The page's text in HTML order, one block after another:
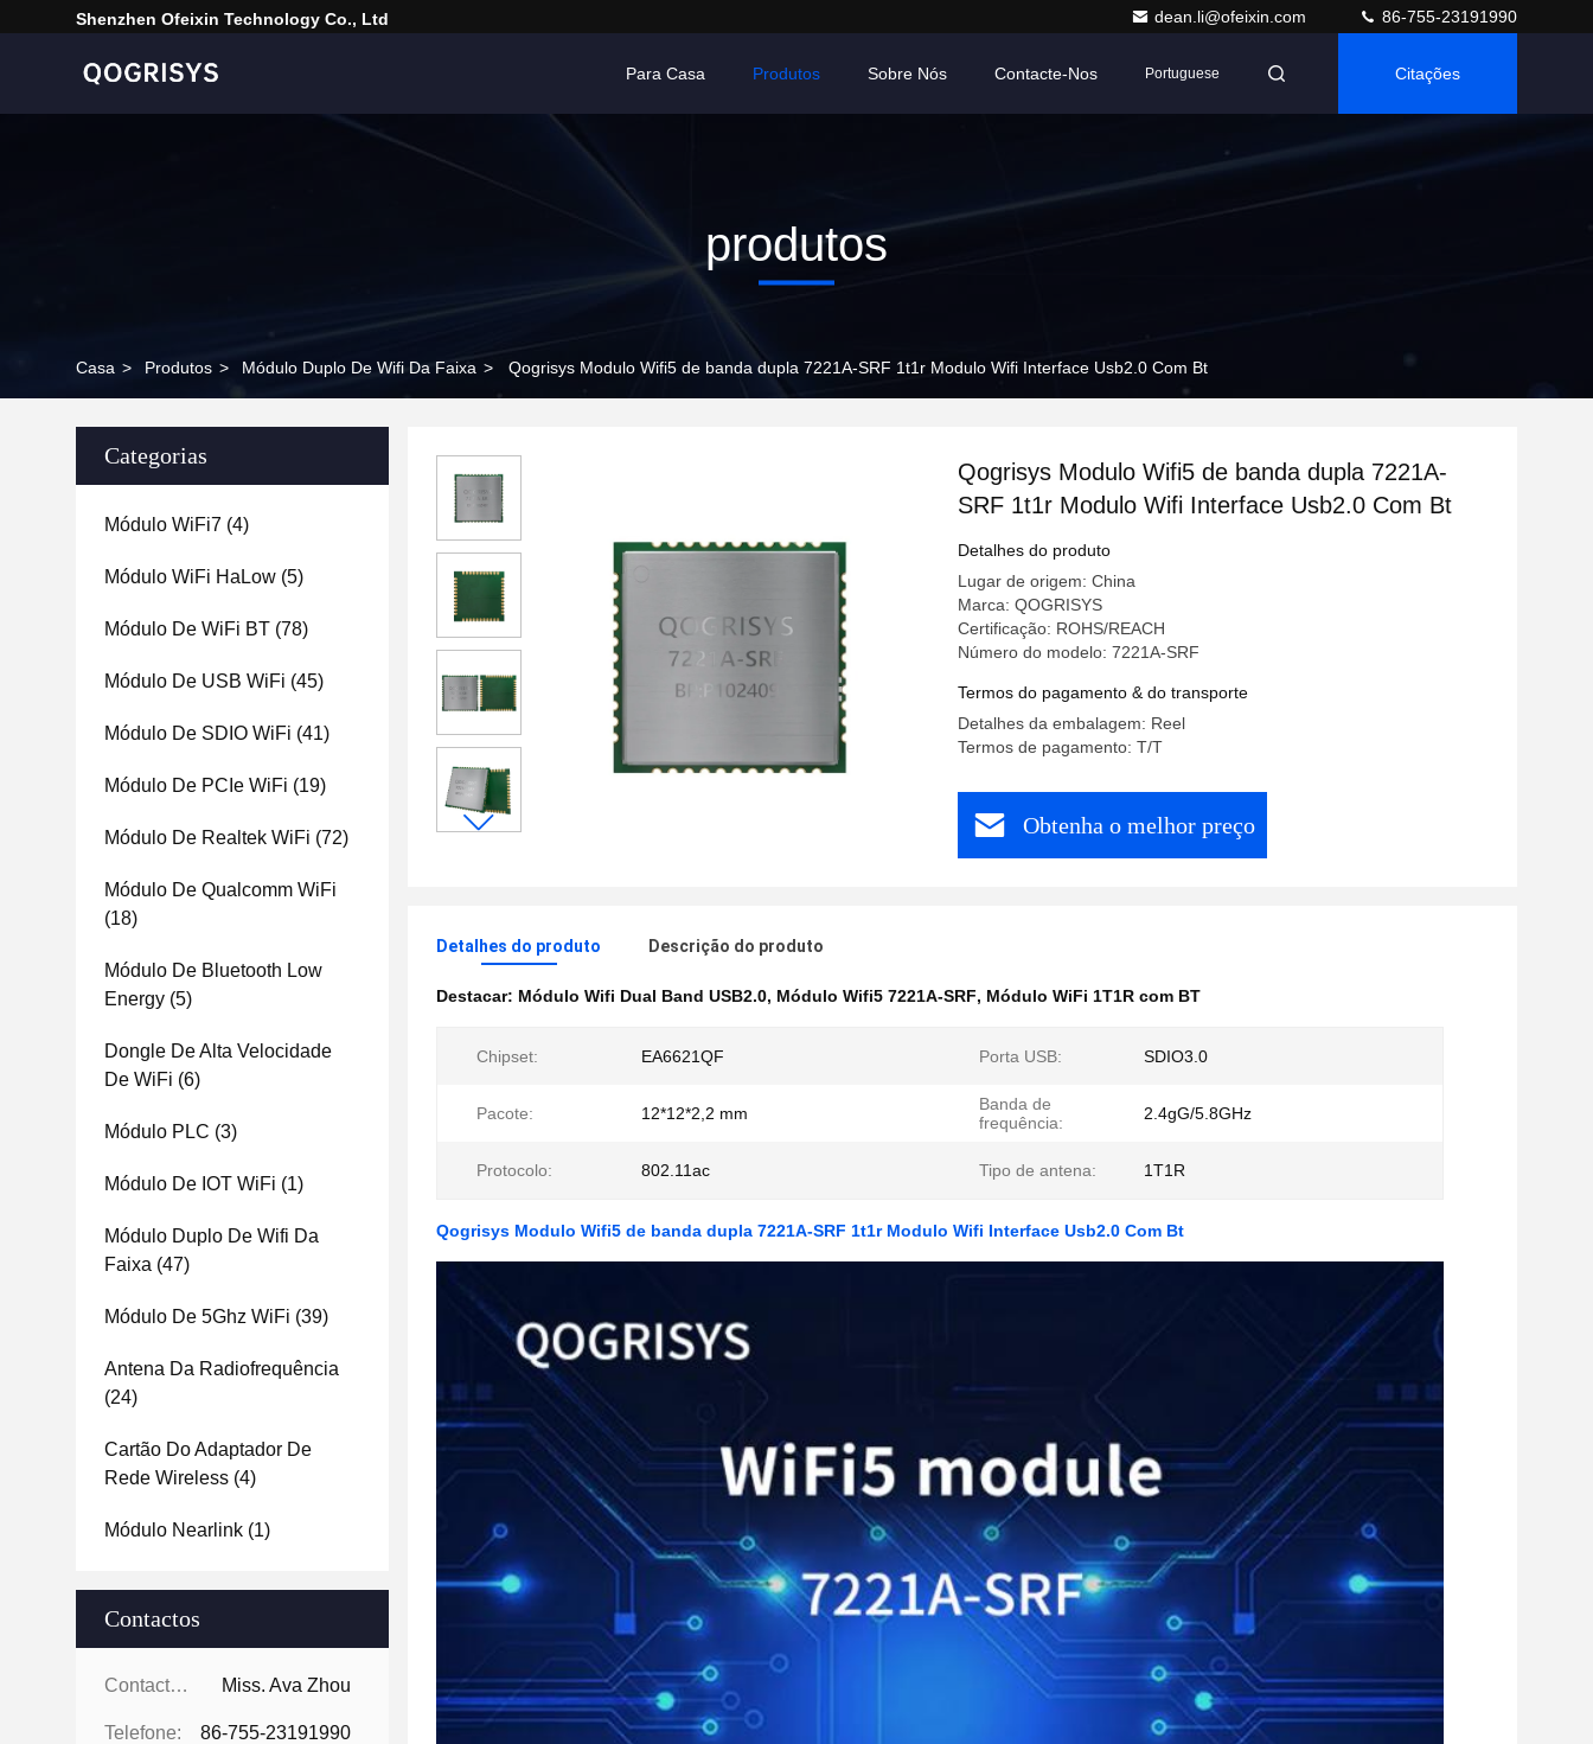
Shenzhen Ofeixin Technology Co., Ltd dean.li@ofeixin.com 86-755-23191990
Para Casa Produtos Sobre Nós Contacte-Nos Portuguese Citações
produtos
Casa > Produtos > Módulo Duplo De Wifi Da Faixa > Qogrisys Modulo Wifi5 de banda dupla 7221A-SRF 1t1r Modulo Wifi Interface Usb2.0 Com Bt
Categorias
Módulo WiFi7 (4)
Módulo WiFi HaLow (5)
Módulo De WiFi BT (78)
Módulo De USB WiFi (45)
Módulo De SDIO WiFi (41)
Módulo De PCIe WiFi (19)
Módulo De Realtek WiFi (72)
Módulo De Qualcomm WiFi
(18)
Módulo De Bluetooth Low
Energy (5)
Dongle De Alta Velocidade
De WiFi (6)
Módulo PLC (3)
Módulo De IOT WiFi (1)
Módulo Duplo De Wifi Da
Faixa (47)
Módulo De 5Ghz WiFi (39)
Antena Da Radiofrequência
(24)
Cartão Do Adaptador De
Rede Wireless (4)
Módulo Nearlink (1)
Contactos
Contactos: Miss. Ava Zhou
Telefone: 86-755-23191990
Qogrisys Modulo Wifi5 de banda dupla 7221A-
SRF 1t1r Modulo Wifi Interface Usb2.0 Com Bt
Detalhes do produto
Lugar de origem: China
Marca: QOGRISYS
Certificação: ROHS/REACH
Número do modelo: 7221A-SRF
Termos do pagamento & do transporte
Detalhes da embalagem: Reel
Termos de pagamento: T/T
Obtenha o melhor preço
Detalhes do produto Descrição do produto
Destacar: Módulo Wifi Dual Band USB2.0, Módulo Wifi5 7221A-SRF, Módulo WiFi 1T1R com BT
Chipset: EA6621QF Porta USB: SDIO3.0
Pacote: 12*12*2,2 mm
Banda de
frequência:
2.4gG/5.8GHz
Protocolo: 802.11ac Tipo de antena: 1T1R
Qogrisys Modulo Wifi5 de banda dupla 7221A-SRF 1t1r Modulo Wifi Interface Usb2.0 Com Bt